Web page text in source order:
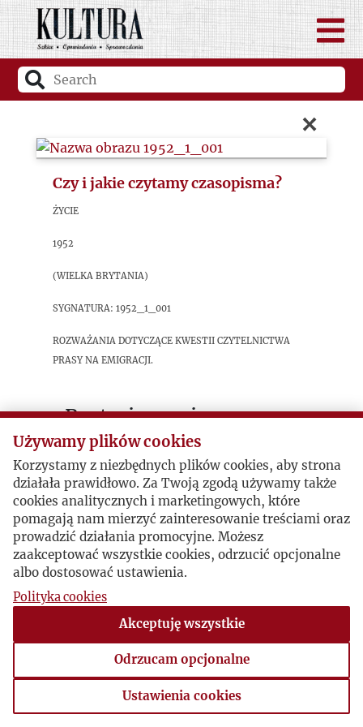
×
Czy i jakie czytamy czasopisma?
Życie
1952
(Wielka Brytania)
sygnatura: 1952_1_001
Rozważania dotyczące kwestii czytelnictwa
prasy na emigracji.
Postacie powiązane
Autor publikacji:
Używamy plików cookies
Korzystamy z niezbędnych plików cookies, aby strona
działała prawidłowo. Za Twoją zgodą używamy także
cookies analitycznych i marketingowych, które
pomagają nam mierzyć zainteresowanie treściami oraz
prowadzić działania promocyjne. Możesz
zaakceptować wszystkie cookies, odrzucić opcjonalne
albo dostosować ustawienia.
Polityka cookies
Akceptuję wszystkie
Odrzucam opcjonalne
Ustawienia cookies
Ustawienia cookies